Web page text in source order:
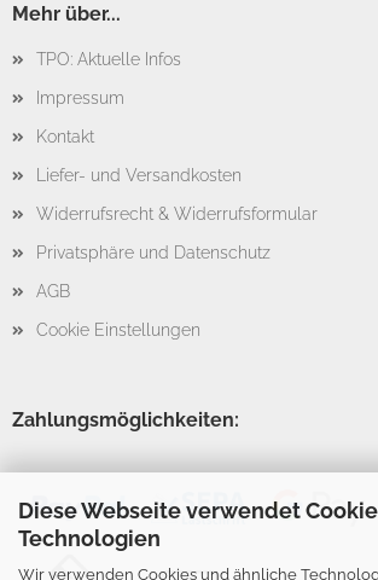
Diese Webseite verwendet
Technologien
Wir verwenden Cookies und ähnliche
Mehr über...
TPO: Aktuelle Infos
Impressum
Kontakt
Liefer- und Versandkosten
Widerrufsrecht & Widerrufsformular
Privatsphäre und Datenschutz
AGB
Cookie Einstellungen
Zahlungsmöglichkeiten: